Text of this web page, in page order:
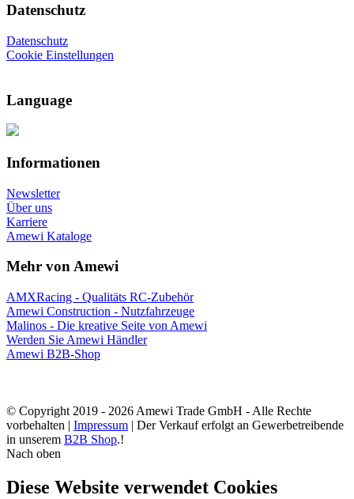
Datenschutz
Datenschutz
Cookie Einstellungen
Language
Informationen
Newsletter
Über uns
Karriere
Amewi Kataloge
Mehr von Amewi
AMXRacing - Qualitäts RC-Zubehör
Amewi Construction - Nutzfahrzeuge
Malinos - Die kreative Seite von Amewi
Werden Sie Amewi Händler
Amewi B2B-Shop
© Copyright 2019 - 2026 Amewi Trade GmbH - Alle Rechte
vorbehalten | Impressum | Der Verkauf erfolgt an Gewerbetreibende
in unserem B2B Shop.!
Nach oben
Diese Website verwendet Cookies